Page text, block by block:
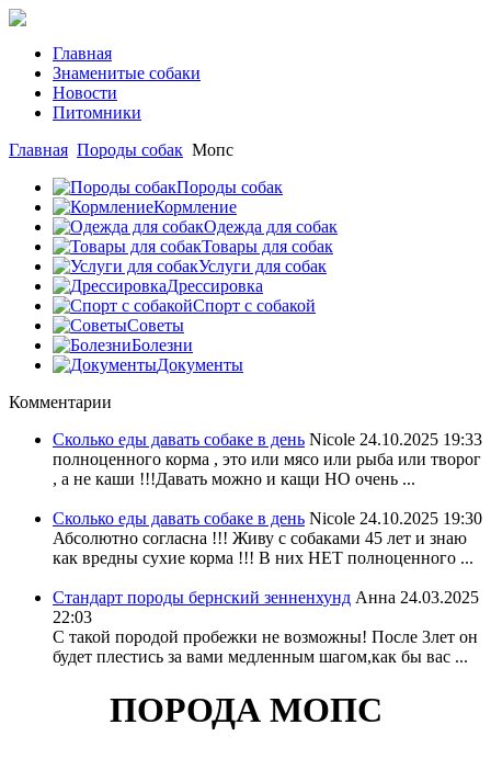
Главная
Знаменитые собаки
Новости
Питомники
Главная Породы собак Мопс
Породы собак
Кормление
Одежда для собак
Товары для собак
Услуги для собак
Дрессировка
Спорт с собакой
Советы
Болезни
Документы
Комментарии
Сколько еды давать собаке в день Nicole 24.10.2025 19:33
полноценного корма , это или мясо или рыба или творог
, а не каши !!!Давать можно и кащи НО очень ...
Сколько еды давать собаке в день Nicole 24.10.2025 19:30
Абсолютно согласна !!! Живу с собаками 45 лет и знаю
как вредны сухие корма !!! В них НЕТ полноценного ...
Стандарт породы бернский зенненхунд Анна 24.03.2025
22:03
С такой породой пробежки не возможны! После 3лет он
будет плестись за вами медленным шагом,как бы вас ...
ПОРОДА МОПС